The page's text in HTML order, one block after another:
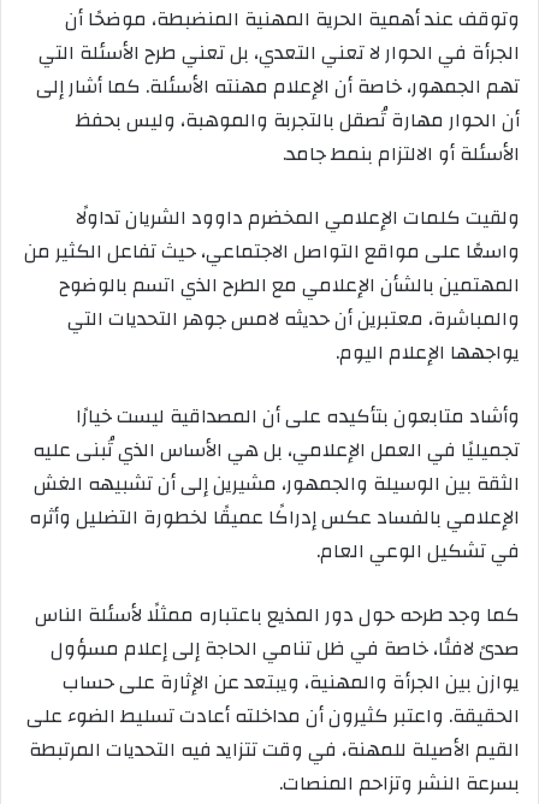
وتوقف عند أهمية الحرية المهنية المنضبطة، موضحًا أن
الجرأة في الحوار لا تعني التعدي، بل تعني طرح الأسئلة التي
تهم الجمهور، خاصة أن الإعلام مهنته الأسئلة. كما أشار إلى
أن الحوار مهارة تُصقل بالتجربة والموهبة، وليس بحفظ
الأسئلة أو الالتزام بنمط جامد.
ولقيت كلمات الإعلامي المخضرم داوود الشريان تداولًا
واسعًا على مواقع التواصل الاجتماعي، حيث تفاعل الكثير من
المهتمين بالشأن الإعلامي مع الطرح الذي اتسم بالوضوح
والمباشرة، معتبرين أن حديثه لامس جوهر التحديات التي
يواجهها الإعلام اليوم.
وأشاد متابعون بتأكيده على أن المصداقية ليست خيارًا
تجميليًا في العمل الإعلامي، بل هي الأساس الذي تُبنى عليه
الثقة بين الوسيلة والجمهور، مشيرين إلى أن تشبيهه الغش
الإعلامي بالفساد عكس إدراكًا عميقًا لخطورة التضليل وأثره
في تشكيل الوعي العام.
كما وجد طرحه حول دور المذيع باعتباره ممثلًا لأسئلة الناس
صدىً لافتًا، خاصة في ظل تنامي الحاجة إلى إعلام مسؤول
يوازن بين الجرأة والمهنية، ويبتعد عن الإثارة على حساب
الحقيقة. واعتبر كثيرون أن مداخلته أعادت تسليط الضوء على
القيم الأصيلة للمهنة، في وقت تتزايد فيه التحديات المرتبطة
بسرعة النشر وتزاحم المنصات.